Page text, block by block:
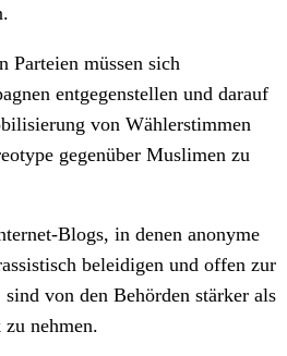
Parteien müssen sich
entgegenstellen und darauf
von Wählerstimmen
gegenüber Muslimen zu
Blogs, in denen anonyme
beleidigen und offen zur
von den Behörden stärker als
nehmen.